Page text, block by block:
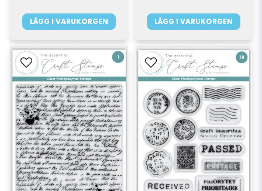
LÄGG I VARUKORGEN LÄGG I VARUKORGEN